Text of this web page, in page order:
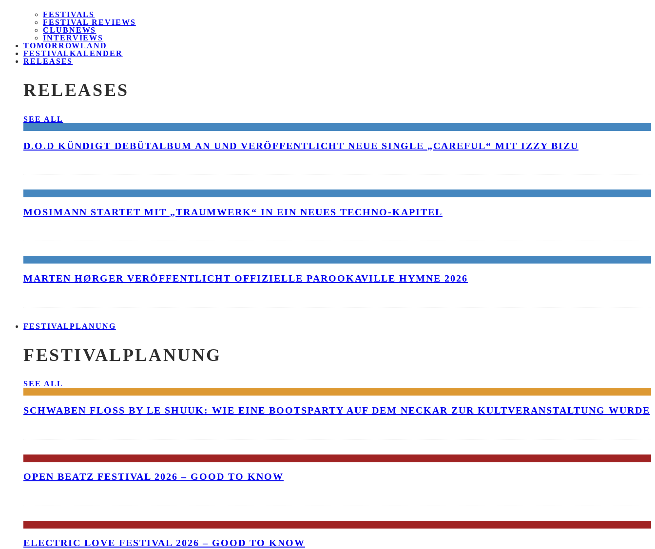
FESTIVALS
FESTIVAL REVIEWS
CLUBNEWS
INTERVIEWS
TOMORROWLAND
FESTIVALKALENDER
RELEASES
RELEASES
SEE ALL
D.O.D KÜNDIGT DEBÜTALBUM AN UND VERÖFFENTLICHT NEUE SINGLE „CAREFUL“ MIT IZZY BIZU
MOSIMANN STARTET MIT „TRAUMWERK“ IN EIN NEUES TECHNO-KAPITEL
MARTEN HØRGER VERÖFFENTLICHT OFFIZIELLE PAROOKAVILLE HYMNE 2026
FESTIVALPLANUNG
FESTIVALPLANUNG
SEE ALL
SCHWABEN FLOSS BY LE SHUUK: WIE EINE BOOTSPARTY AUF DEM NECKAR ZUR KULTVERANSTALTUNG WURDE
OPEN BEATZ FESTIVAL 2026 – GOOD TO KNOW
ELECTRIC LOVE FESTIVAL 2026 – GOOD TO KNOW